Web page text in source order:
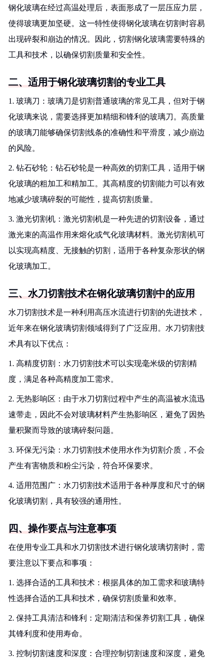
钢化玻璃在经过高温处理后，表面形成了一层压应力层，
使得玻璃更加坚硬。这一特性使得钢化玻璃在切割时容易
出现碎裂和崩边的情况。因此，切割钢化玻璃需要特殊的
工具和技术，以确保切割质量和安全性。
二、适用于钢化玻璃切割的专业工具
1. 玻璃刀：玻璃刀是切割普通玻璃的常见工具，但对于钢
化玻璃来说，需要选择更加精细和锋利的玻璃刀。高质量
的玻璃刀能够确保切割线条的准确性和平滑度，减少崩边
的风险。
2. 钻石砂轮：钻石砂轮是一种高效的切割工具，适用于钢
化玻璃的粗加工和精加工。其高精度的切割能力可以有效
地减少玻璃碎裂的可能性，提高切割质量。
3. 激光切割机：激光切割机是一种先进的切割设备，通过
激光束的高温作用来熔化或气化玻璃材料。激光切割机可
以实现高精度、无接触的切割，适用于各种复杂形状的钢
化玻璃加工。
三、水刀切割技术在钢化玻璃切割中的应用
水刀切割技术是一种利用高压水流进行切割的先进技术，
近年来在钢化玻璃切割领域得到了广泛应用。水刀切割技
术具有以下优点：
1. 高精度切割：水刀切割技术可以实现毫米级的切割精
度，满足各种高精度加工需求。
2. 无热影响区：由于水刀切割过程中产生的高温被水流迅
速带走，因此不会对玻璃材料产生热影响区，避免了因热
量积聚而导致的玻璃碎裂问题。
3. 环保无污染：水刀切割技术使用水作为切割介质，不会
产生有害物质和粉尘污染，符合环保要求。
4. 适用范围广：水刀切割技术适用于各种厚度和尺寸的钢
化玻璃切割，具有较强的通用性。
四、操作要点与注意事项
在使用专业工具和水刀切割技术进行钢化玻璃切割时，需
要注意以下要点和事项：
1. 选择合适的工具和技术：根据具体的加工需求和玻璃特
性选择合适的工具和技术，确保切割质量和效率。
2. 保持工具清洁和锋利：定期清洁和保养切割工具，确保
其锋利度和使用寿命。
3. 控制切割速度和深度：合理控制切割速度和深度，避免